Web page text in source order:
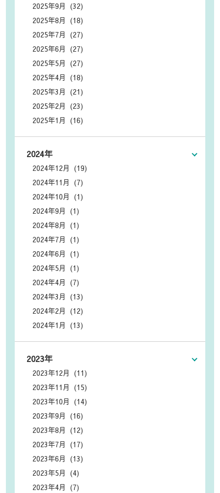
2025年9月 (32)
2025年8月 (18)
2025年7月 (27)
2025年6月 (27)
2025年5月 (27)
2025年4月 (18)
2025年3月 (21)
2025年2月 (23)
2025年1月 (16)
2024年
2024年12月 (19)
2024年11月 (7)
2024年10月 (1)
2024年9月 (1)
2024年8月 (1)
2024年7月 (1)
2024年6月 (1)
2024年5月 (1)
2024年4月 (7)
2024年3月 (13)
2024年2月 (12)
2024年1月 (13)
2023年
2023年12月 (11)
2023年11月 (15)
2023年10月 (14)
2023年9月 (16)
2023年8月 (12)
2023年7月 (17)
2023年6月 (13)
2023年5月 (4)
2023年4月 (7)